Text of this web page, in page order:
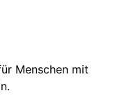
Menschen mit